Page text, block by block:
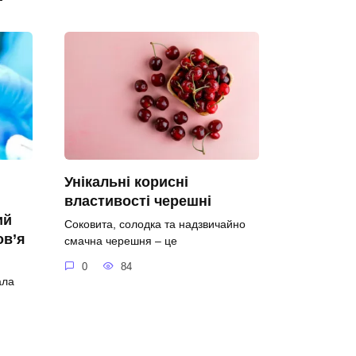
Унікальні корисні
властивості черешні
Соковита, солодка та надзвичайно
смачна черешня – це
0 84